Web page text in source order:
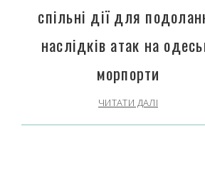
спільні дії для
наслідків атак на
морпорти
ЧИТАТИ ДАЛІ